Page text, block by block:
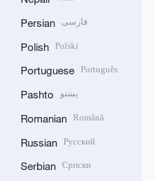
Persian فارسی
Polish Polski
Portuguese Português
Pashto پښتو
Romanian Română
Russian Русский
Serbian Српски